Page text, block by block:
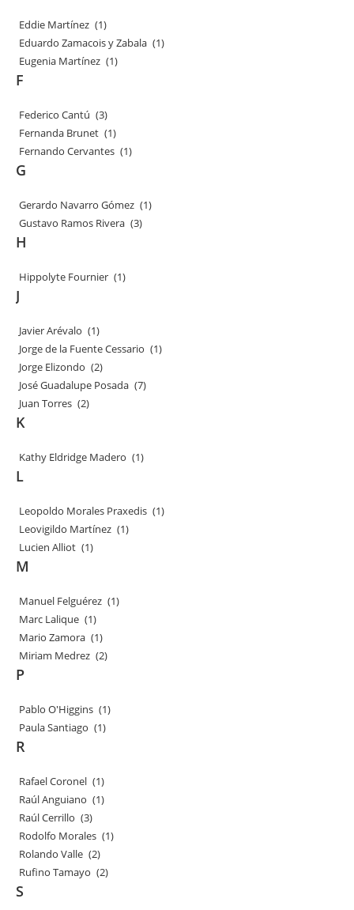
Eddie Martínez (1)
Eduardo Zamacois y Zabala (1)
Eugenia Martínez (1)
F
Federico Cantú (3)
Fernanda Brunet (1)
Fernando Cervantes (1)
G
Gerardo Navarro Gómez (1)
Gustavo Ramos Rivera (3)
H
Hippolyte Fournier (1)
J
Javier Arévalo (1)
Jorge de la Fuente Cessario (1)
Jorge Elizondo (2)
José Guadalupe Posada (7)
Juan Torres (2)
K
Kathy Eldridge Madero (1)
L
Leopoldo Morales Praxedis (1)
Leovigildo Martínez (1)
Lucien Alliot (1)
M
Manuel Felguérez (1)
Marc Lalique (1)
Mario Zamora (1)
Miriam Medrez (2)
P
Pablo O'Higgins (1)
Paula Santiago (1)
R
Rafael Coronel (1)
Raúl Anguiano (1)
Raúl Cerrillo (3)
Rodolfo Morales (1)
Rolando Valle (2)
Rufino Tamayo (2)
S